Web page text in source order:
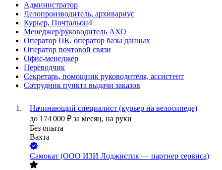
Администратор
Делопроизводитель, архивариус
Курьер, Почтальон4
Менеджер/руководитель АХО
Оператор ПК, оператор базы данных
Оператор почтовой связи
Офис-менеджер
Переводчик
Секретарь, помощник руководителя, ассистент
Сотрудник пункта выдачи заказов
Начинающий специалист (курьер на велосипеде)
до 174 000 ₽ за месяц, на руки
Без опыта
Вахта
Самокат (ООО ИЗИ Лоджистик — партнер сервиса)